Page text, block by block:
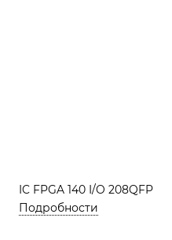
IC FPGA 140 I/O 208QFP
Подробности